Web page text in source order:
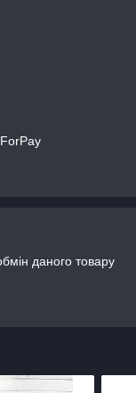
даного товару